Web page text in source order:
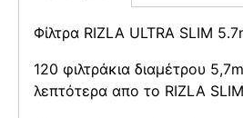
Φίλτρα RIZLA ULTRA SLIM
120 φιλτράκια διαμέτρου
λεπτότερα απο το RIZLA